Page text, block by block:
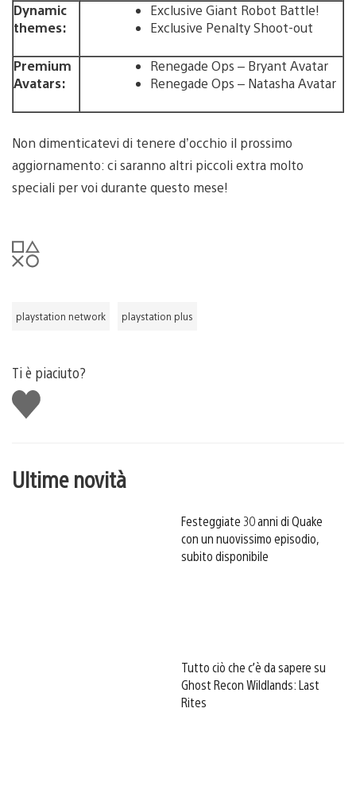
Dynamic
themes:
Exclusive Giant Robot Battle!
Exclusive Penalty Shoot-out
Premium
Avatars:
Renegade Ops – Bryant Avatar
Renegade Ops – Natasha Avatar
Non dimenticatevi di tenere d’occhio il prossimo
aggiornamento: ci saranno altri piccoli extra molto
speciali per voi durante questo mese!
playstation network playstation plus
Ti è piaciuto?
Mi
piace
Ultime novità
Festeggiate 30 anni di Quake
con un nuovissimo episodio,
subito disponibile
Tutto ciò che c’è da sapere su
Ghost Recon Wildlands: Last
Rites